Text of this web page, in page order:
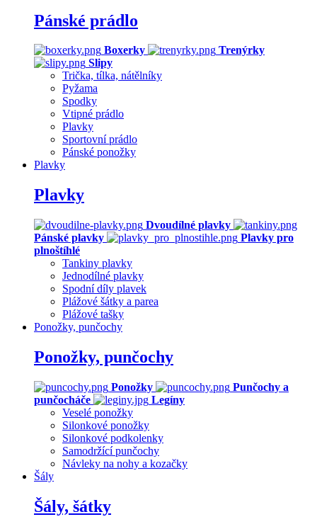
Pánské prádlo
Boxerky
Trenýrky
Slipy
Trička, tílka, nátělníky
Pyžama
Spodky
Vtipné prádlo
Plavky
Sportovní prádlo
Pánské ponožky
Plavky
Plavky
Dvoudílné plavky
Pánské plavky
Plavky pro
plnoštíhlé
Tankiny plavky
Jednodílné plavky
Spodní díly plavek
Plážové šátky a parea
Plážové tašky
Ponožky, punčochy
Ponožky, punčochy
Ponožky
Punčochy a
punčocháče
Legíny
Veselé ponožky
Silonkové ponožky
Silonkové podkolenky
Samodržící punčochy
Návleky na nohy a kozačky
Šály
Šály, šátky